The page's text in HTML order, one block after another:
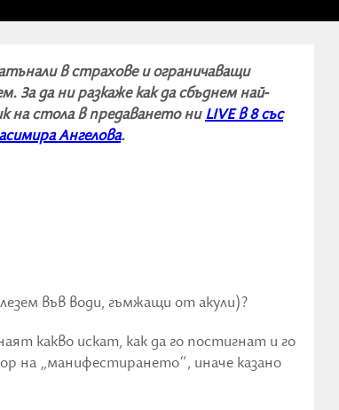
в страхове и ограничаващи
За да ни разкаже как да сбъднем най-
на стола в предаването ниLIVE в 8 със
Ангелова.
във води, гъмжащи от акули)?
какво искат, как да го постигнат и го
на „манифестирането“, иначе казано